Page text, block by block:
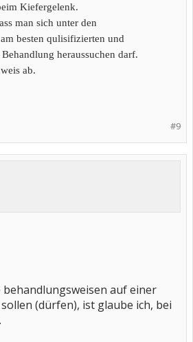
Kiefergelenk.
man sich unter den
besten qulisifizierten und
heraussuchen darf.
ab.
#9
behandlungsweisen auf einer
(dürfen), ist glaube ich, bei